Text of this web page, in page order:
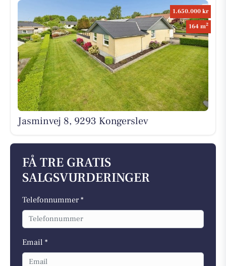
1.650.000 kr
164 m2
Jasminvej 8, 9293 Kongerslev
FÅ TRE GRATIS
SALGSVURDERINGER
Telefonnummer *
Email *